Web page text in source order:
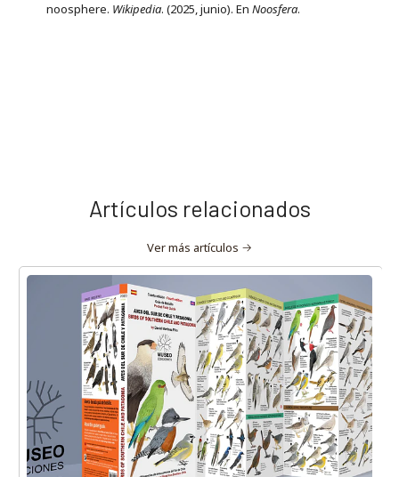
noosphere. Wikipedia. (2025, junio). En Noosfera.
Artículos relacionados
Ver más artículos